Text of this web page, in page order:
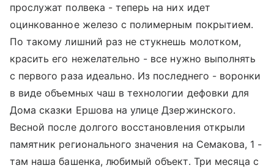
прослужат полвека - теперь на них идет
оцинкованное железо с полимерным покрытием.
По такому лишний раз не стукнешь молотком,
красить его нежелательно - все нужно выполнять
с первого раза идеально. Из последнего - воронки
в виде объемных чаш в технологии дефовки для
Дома сказки Ершова на улице Дзержинского.
Весной после долгого восстановления открыли
памятник регионального значения на Семакова, 1 -
там наша башенка, любимый объект. Три месяца с